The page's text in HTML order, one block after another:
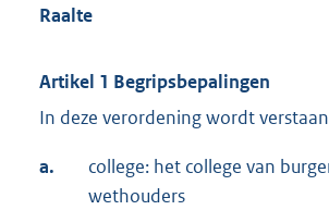
Raalte
Artikel 1 Begripsbepalingen
In deze verordening wordt
a.
college: het college van
wethouders